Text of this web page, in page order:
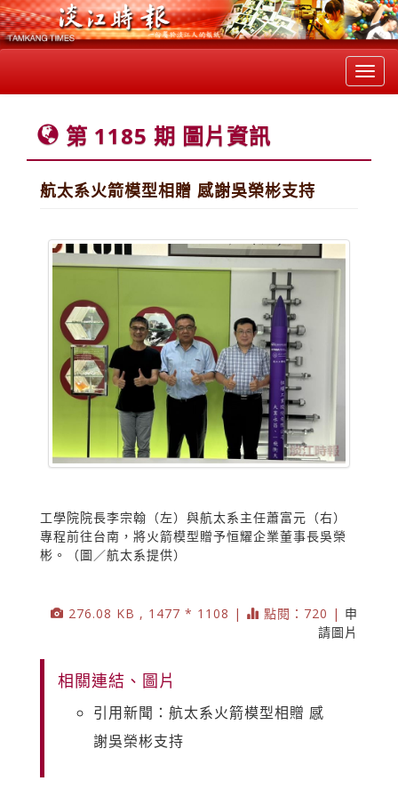
第 1185 期 圖片資訊
航太系火箭模型相贈 感謝吳榮彬支持
工學院院長李宗翰（左）與航太系主任蕭富元（右）
專程前往台南，將火箭模型贈予恒耀企業董事長吳榮
彬。（圖／航太系提供）
276.08 KB , 1477 * 1108 | 點閱：720 | 申
請圖片
相關連結、圖片
引用新聞：航太系火箭模型相贈 感
謝吳榮彬支持